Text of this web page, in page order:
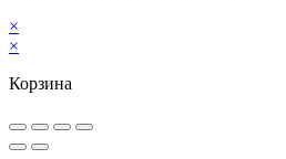
×
×
Корзина